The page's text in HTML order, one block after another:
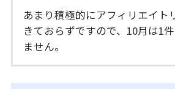
あまり積極的にアフィリエイト
きておらずですので、10月は1
ません。